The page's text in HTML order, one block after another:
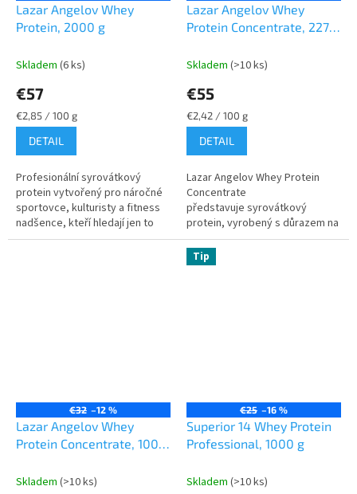
Lazar Angelov Whey
Protein, 2000 g
Skladem (6 ks)
€57
Jednotková
cena:
€2,85 / 100 g
DETAIL
Profesionální syrovátkový
protein vytvořený pro náročné
sportovce, kulturisty a fitness
nadšence, kteří hledají jen to
nejlepší. Každá odměrka je plná
Lazar Angelov Whey
Protein Concentrate, 2270
Skladem (>10 ks)
€55
Jednotková
cena:
€2,42 / 100 g
DETAIL
Lazar Angelov Whey Protein
Concentrate
představuje syrovátkový
protein, vyrobený s důrazem na
snadnou konzumaci a vysokou
využitelnost. Ideální pro
všechny, kteří vedou...
€32 –12 %
Lazar Angelov Whey
Protein Concentrate, 1000
Skladem (>10 ks)
Tip
€25 –16 %
Superior 14 Whey Protein
Professional, 1000 g
Skladem (>10 ks)